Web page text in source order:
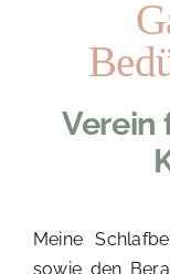
Verein
Meine
sowie den